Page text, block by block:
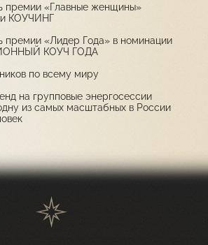
премии «Главные женщины»
КОУЧИНГ
премии «Лидер Года» в номинации
КОУЧ ГОДА
по всему миру
на групповые энергосессии
из самых масштабных в России